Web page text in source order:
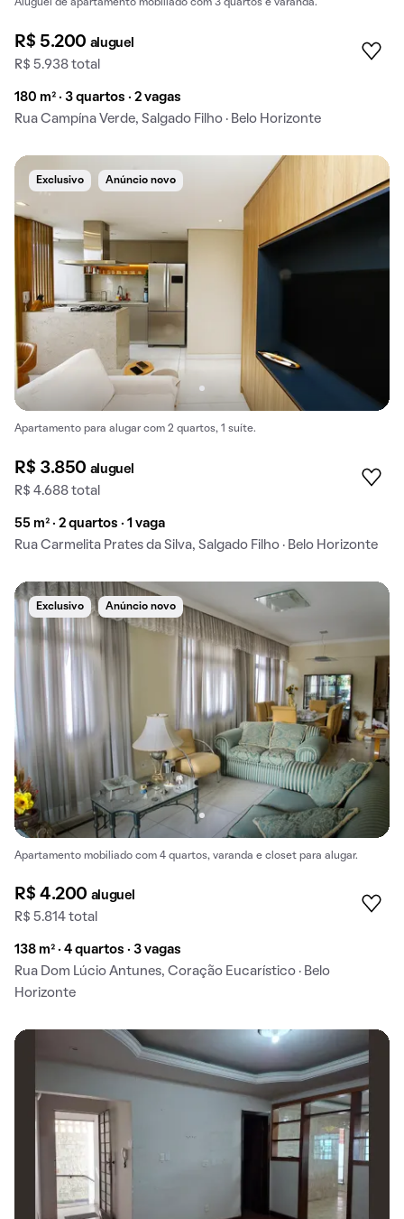
Aluguel de apartamento mobiliado com 3 quartos e varanda.
R$ 5.200 aluguel
R$ 5.938 total
180 m² · 3 quartos · 2 vagas
Rua Campína Verde, Salgado Filho · Belo Horizonte
Exclusivo Anúncio novo
Apartamento para alugar com 2 quartos, 1 suíte.
R$ 3.850 aluguel
R$ 4.688 total
55 m² · 2 quartos · 1 vaga
Rua Carmelita Prates da Silva, Salgado Filho · Belo Horizonte
Exclusivo Anúncio novo
Apartamento mobiliado com 4 quartos, varanda e closet para alugar.
R$ 4.200 aluguel
R$ 5.814 total
138 m² · 4 quartos · 3 vagas
Rua Dom Lúcio Antunes, Coração Eucarístico · Belo
Horizonte